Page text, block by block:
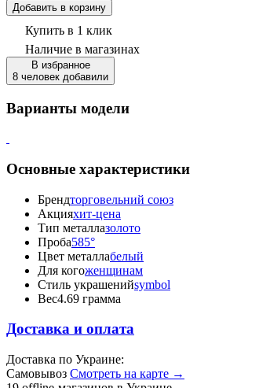
Добавить в корзину
Купить в 1 клик
Наличие в магазинах
В избранное
8 человек добавили
Варианты модели
Основные характеристики
Брендторговельний союз
Акцияхит-цена
Тип металлазолото
Проба585°
Цвет металлабелый
Для когоженщинам
Стиль украшенийsymbol
Вес4.69 грамма
Доставка и оплата
Доставка по Украине:
Самовывоз Смотреть на карте →